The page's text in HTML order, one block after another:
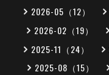
2026-05（12）
2026-02（19）
2025-11（24）
2025-08（15）